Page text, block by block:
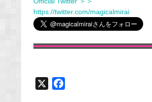
https://twitter.com/magicalmirai